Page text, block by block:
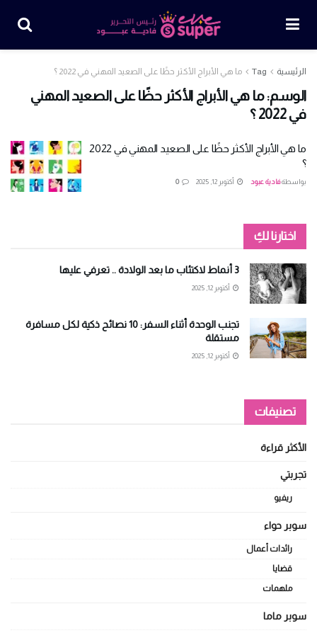
الرئيسية Tag ما هي الأبراج الأكثر حظًا على الصعيد المهني في 2022 ؟
الوسم:ما هي الأبراج الأكثر حظًا على الصعيد المهني
في 2022 ؟
ما هي الأبراج الأكثر حظًا على الصعيد المهني في 2022
؟
بواسطةفادية عبود أكتوبر 12, 2025 0
اختارنا لكِ
3 أنماط لاكتئاب ما بعد الولادة .. تعرفي عليها
أكتوبر 12, 2025
تجنب الوحدة أثناء السفر: 10 نصائح ذكية لكل مسافرة
مستقلة
أكتوبر 12, 2025
تصنيفات
الأكثر قراءة
تجربتي
ريفيو
سوبر حواء
رائدات أعمال
قضايا
ملهمات
سوبر ماما